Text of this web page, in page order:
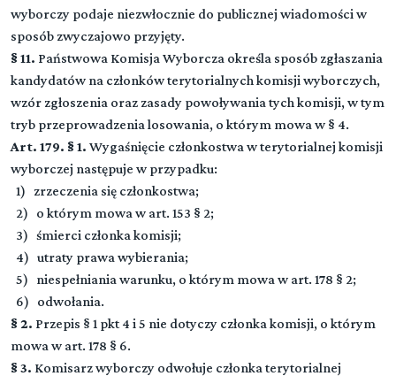
wyborczy podaje niezwłocznie do publicznej wiadomości w
sposób zwyczajowo przyjęty.
§ 11. Państwowa Komisja Wyborcza określa sposób zgłaszania
kandydatów na członków terytorialnych komisji wyborczych,
wzór zgłoszenia oraz zasady powoływania tych komisji, w tym
tryb przeprowadzenia losowania, o którym mowa w § 4.
Art. 179. § 1. Wygaśnięcie członkostwa w terytorialnej komisji
wyborczej następuje w przypadku:
1) zrzeczenia się członkostwa;
2) o którym mowa w art. 153 § 2;
3) śmierci członka komisji;
4) utraty prawa wybierania;
5) niespełniania warunku, o którym mowa w art. 178 § 2;
6) odwołania.
§ 2. Przepis § 1 pkt 4 i 5 nie dotyczy członka komisji, o którym
mowa w art. 178 § 6.
§ 3. Komisarz wyborczy odwołuje członka terytorialnej